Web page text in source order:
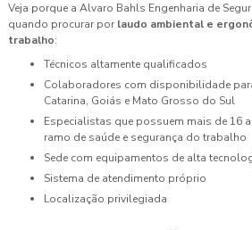
Veja porque a Alvaro Bahls Engenharia de
quando procurar por laudo ambiental e
trabalho:
técnicos altamente qualificados
colaboradores com disponibilidade para atender nos Paraná, Santa
Catarina, Goiás e Mato Grosso do Sul
especialistas que possuem mais de 16 anos de conhecimento no
ramo de saúde e segurança do trabalho
sede com equipamentos de alta
sistema de atendimento próprio
localização privilegiada